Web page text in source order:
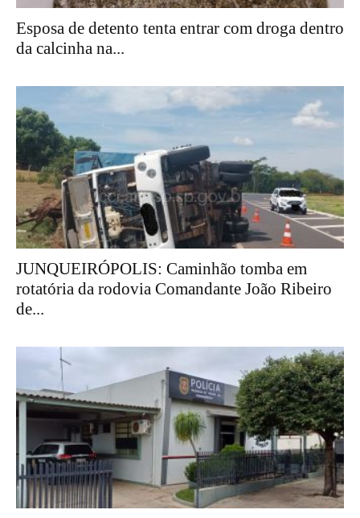
Esposa de detento tenta entrar com droga dentro
da calcinha na...
JUNQUEIRÓPOLIS: Caminhão tomba em
rotatória da rodovia Comandante João Ribeiro
de...